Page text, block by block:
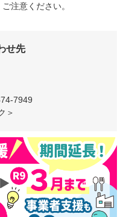
注意ください。
せ先
7949
＞